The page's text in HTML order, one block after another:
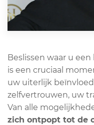
Beslissen waar u
is een cruciaal
uw uiterlijk
zelfvertrouwen, uw
Van alle
zich ontpopt tot de